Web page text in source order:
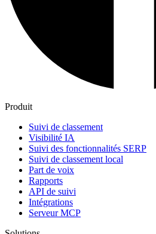
Produit
Suivi de classement
Visibilité IA
Suivi des fonctionnalités SERP
Suivi de classement local
Part de voix
Rapports
API de suivi
Intégrations
Serveur MCP